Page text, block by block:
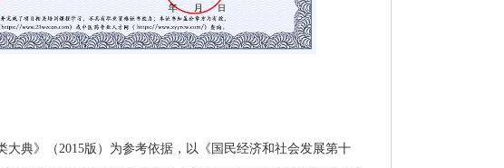
大典》（2015版）为参考依据，以《国民经济和社会发展第十